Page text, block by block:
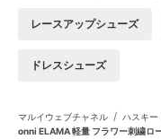
レースアップシューズ
ドレスシューズ
マルイウェブチャネル / ハスキー
onni ELAMA 軽量 フラワー刺繍ロ